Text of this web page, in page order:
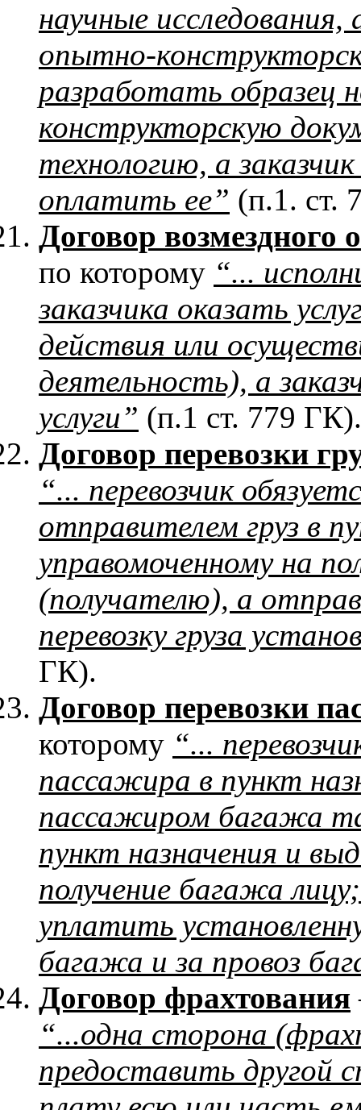
научные исследования,
опытно-
разработать образец
конструкторскую
технологию, а
оплатить ее” (п.1. ст.
Договор возмездного
по которому “...
заказчика оказать
действия или
деятельность), а
услуги” (п.1 ст. 779 ГК).
Договор перевозки
“... перевозчик
отправителем груз в
управомоченному на
(получателю), а
перевозку груза
ГК).
Договор перевозки
которому “...
пассажира в пункт
пассажиром багажа
пункт назначения и
получение багажа
уплатить
багажа и за провоз
Договор фрахтования
“...одна сторона
предоставить другой